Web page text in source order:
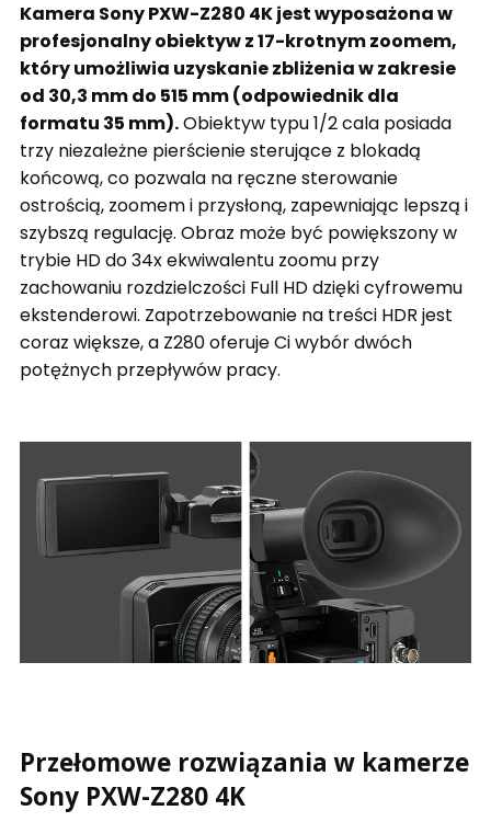
Kamera Sony PXW-Z280 4K jest wyposażona w
profesjonalny obiektyw z 17-krotnym zoomem,
który umożliwia uzyskanie zbliżenia w zakresie
od 30,3 mm do 515 mm (odpowiednik dla
formatu 35 mm).Obiektyw typu 1/2 cala posiada
trzy niezależne pierścienie sterujące z blokadą
końcową, co pozwala na ręczne sterowanie
ostrością, zoomem i przysłoną, zapewniając lepszą i
szybszą regulację. Obraz może być powiększony w
trybie HD do 34x ekwiwalentu zoomu przy
zachowaniu rozdzielczości Full HD dzięki cyfrowemu
ekstenderowi. Zapotrzebowanie na treści HDR jest
coraz większe, a Z280 oferuje Ci wybór dwóch
potężnych przepływów pracy.
Przełomowe rozwiązania w kamerze
Sony PXW-Z280 4K